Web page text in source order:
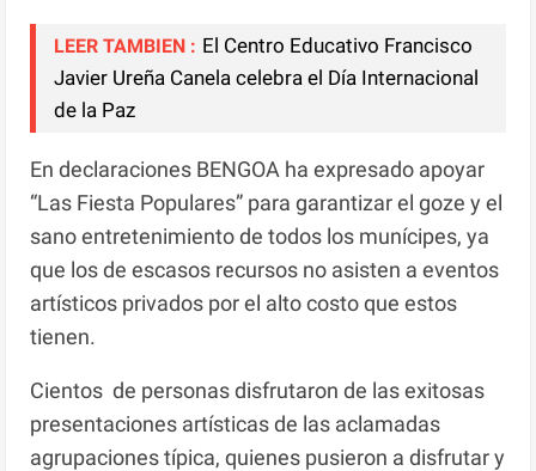
LEER TAMBIEN : El Centro Educativo Francisco
Javier Ureña Canela celebra el Día Internacional
de la Paz
En declaraciones BENGOA ha expresado apoyar
“Las Fiesta Populares” para garantizar el goze y el
sano entretenimiento de todos los munícipes, ya
que los de escasos recursos no asisten a eventos
artísticos privados por el alto costo que estos
tienen.
Cientos de personas disfrutaron de las exitosas
presentaciones artísticas de las aclamadas
agrupaciones típica, quienes pusieron a disfrutar y